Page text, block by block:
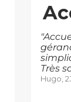
Très
Hugo,